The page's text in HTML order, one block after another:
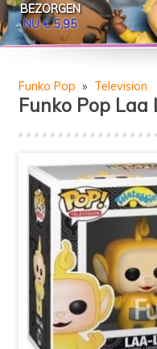
BEZORGEN
NU € 5,95
Funko Pop » Television
Funko Pop Laa